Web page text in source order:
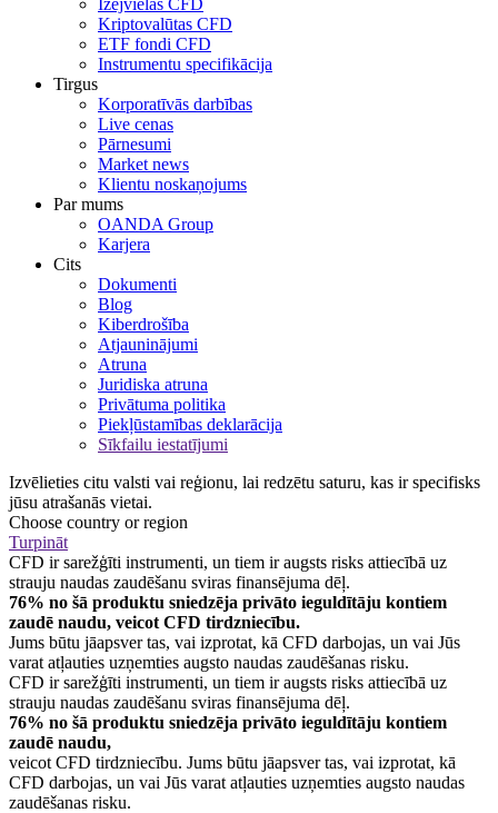
Kriptovalūtas CFD
ETF fondi CFD
Instrumentu specifikācija
Tirgus
Korporatīvās darbības
Live cenas
Pārnesumi
Market news
Klientu noskaņojums
Par mums
OANDA Group
Karjera
Cits
Dokumenti
Blog
Kiberdrošība
Atjauninājumi
Atruna
Juridiska atruna
Privātuma politika
Piekļūstamības deklarācija
Sīkfailu iestatījumi
Izvēlieties citu valsti vai reģionu, lai redzētu saturu, kas ir specifisks
jūsu atrašanās vietai.
Choose country or region
Turpināt
CFD ir sarežģīti instrumenti, un tiem ir augsts risks attiecībā uz
strauju naudas zaudēšanu sviras finansējuma dēļ.
76% no šā produktu sniedzēja privāto ieguldītāju kontiem
zaudē naudu, veicot CFD tirdzniecību.
Jums būtu jāapsver tas, vai izprotat, kā CFD darbojas, un vai Jūs
varat atļauties uzņemties augsto naudas zaudēšanas risku.
CFD ir sarežģīti instrumenti, un tiem ir augsts risks attiecībā uz
strauju naudas zaudēšanu sviras finansējuma dēļ.
76% no šā produktu sniedzēja privāto ieguldītāju kontiem
zaudē naudu,
veicot CFD tirdzniecību. Jums būtu jāapsver tas, vai izprotat, kā
CFD darbojas, un vai Jūs varat atļauties uzņemties augsto naudas
zaudēšanas risku.